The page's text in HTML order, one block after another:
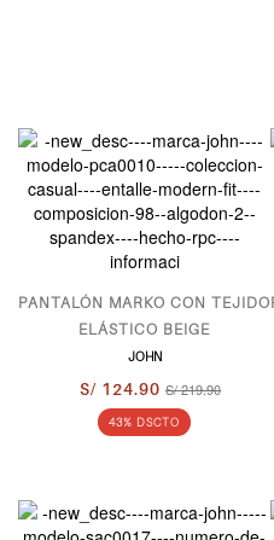
PANTALÓN MARKO CON TEJIDO
ELÁSTICO BEIGE
JOHN
S/ 124.90 S/ 219.90
43% DSCTO